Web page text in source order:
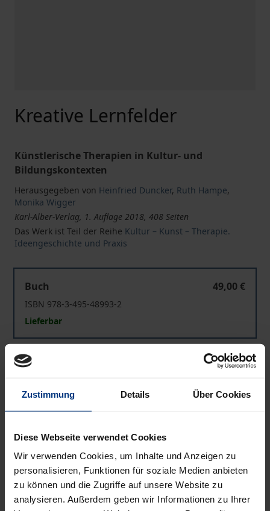
Zustimmung Details Über Cookies
Diese Webseite verwendet Cookies
Wir verwenden Cookies, um Inhalte und Anzeigen zu
personalisieren, Funktionen für soziale Medien anbieten
zu können und die Zugriffe auf unsere Website zu
analysieren. Außerdem geben wir Informationen zu Ihrer
Kreative Lernfelder
Künstlerische Therapien in Kultur- und
Bildungskontexten
Herausgegeben von Heinfried Duncker, Ruth Hampe,
Monika Wigger
Karl-Alber-Verlag, 1. Auflage 2018, 408 Seiten
Das Werk ist Teil der Reihe Kultur – Kunst – Therapie.
Ideengeschichte und Praxis
Buch
49,00 €
ISBN 978-3-495-48993-2
Lieferbar
Kreative Lernfelder
eBook
49,00 €
ISBN 978-3-495-81800-8
Lieferbar
Preisangaben inkl. MwSt. Abhängig von der Lieferadresse
kann die MwSt. an der Kasse variieren.
In den Warenkorb
Zur Wunschliste hinzufügen